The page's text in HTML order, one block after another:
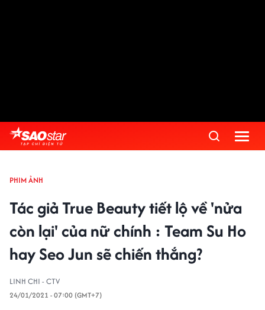
PHIM ẢNH
Tác giả True Beauty tiết lộ về 'nửa
còn lại' của nữ chính : Team Su Ho
hay Seo Jun sẽ chiến thắng?
LINH CHI - CTV
24/01/2021 - 07:00 (GMT+7)